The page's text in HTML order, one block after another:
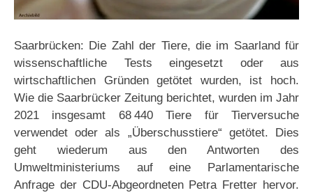
Saarbrücken: Die Zahl der Tiere, die im Saarland für
wissenschaftliche Tests eingesetzt oder aus
wirtschaftlichen Gründen getötet wurden, ist hoch.
Wie die Saarbrücker Zeitung berichtet, wurden im Jahr
2021 insgesamt 68 440 Tiere für Tierversuche
verwendet oder als „Überschusstiere“ getötet. Dies
geht wiederum aus den Antworten des
Umweltministeriums auf eine Parlamentarische
Anfrage der CDU-Abgeordneten Petra Fretter hervor.